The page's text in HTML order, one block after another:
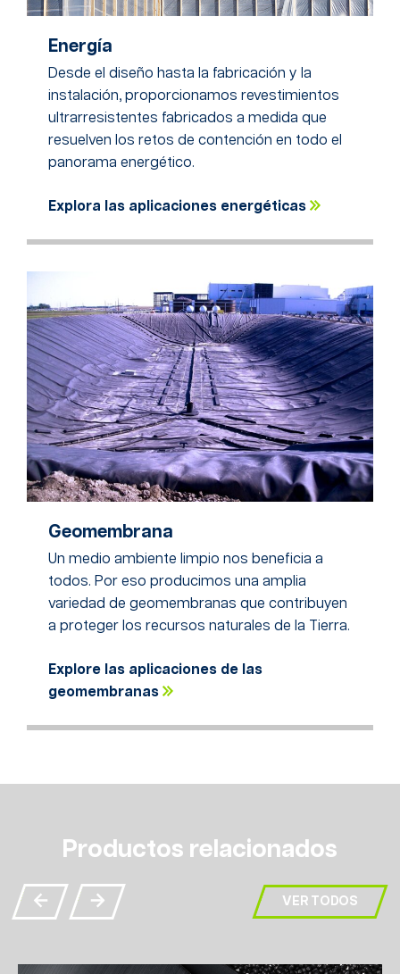
Energía
Desde el diseño hasta la fabricación y la
instalación, proporcionamos revestimientos
ultrarresistentes fabricados a medida que
resuelven los retos de contención en todo el
panorama energético.
Explora las aplicaciones energéticas
Geomembrana
Un medio ambiente limpio nos beneficia a
todos. Por eso producimos una amplia
variedad de geomembranas que contribuyen
a proteger los recursos naturales de la Tierra.
Explore las aplicaciones de las
geomembranas
Productos relacionados
VER TODOS